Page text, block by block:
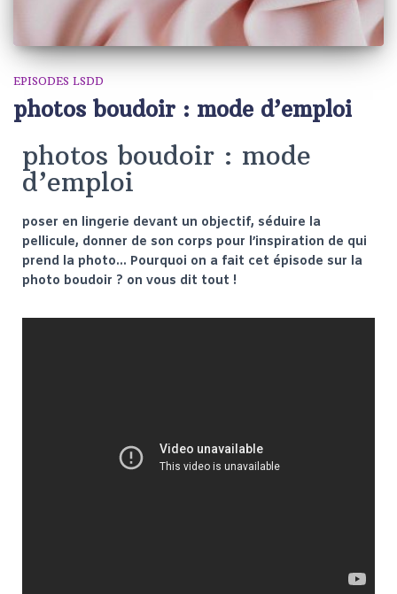
EPISODES LSDD
photos boudoir : mode d’emploi
photos boudoir : mode
d’emploi
poser en lingerie devant un objectif, séduire la
pellicule, donner de son corps pour l’inspiration de qui
prend la photo… Pourquoi on a fait cet épisode sur la
photo boudoir ? on vous dit tout !